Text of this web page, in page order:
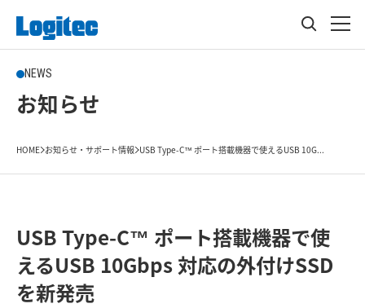
NEWS
お知らせ
HOME お知らせ・サポート情報 USB Type-C™ ポート搭載機器で使えるUSB 10G...
USB Type-C™ ポート搭載機器で使
えるUSB 10Gbps 対応の外付けSSD
を新発売